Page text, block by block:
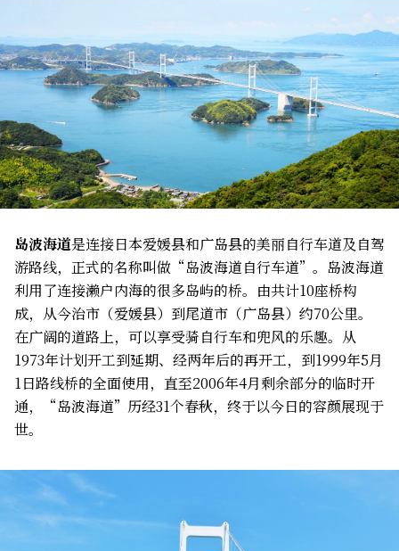
岛波海道是连接日本爱媛县和广岛县的美丽自行车道及自驾
游路线，正式的名称叫做“岛波海道自行车道”。岛波海道
利用了连接濑户内海的很多岛屿的桥。由共计10座桥构
成，从今治市（爱媛县）到尾道市（广岛县）约70公里。
在广阔的道路上，可以享受骑自行车和兜风的乐趣。从
1973年计划开工到延期、经两年后的再开工，到1999年5月
1日路线桥的全面使用，直至2006年4月剩余部分的临时开
通，“岛波海道”历经31个春秋，终于以今日的容颜展现于
世。